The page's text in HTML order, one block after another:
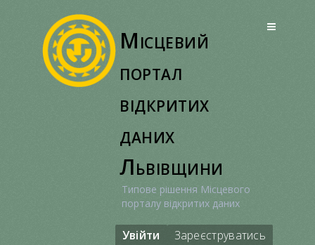
Місцевий
портал
відкритих
даних
Львівщини
Типове рішення Місцевого
порталу відкритих даних
Увійти Зареєструватись